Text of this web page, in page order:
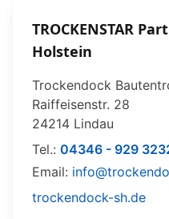
TROCKENSTAR
Holstein
Trockendock
Raiffeisenstr. 28
24214 Lindau
Tel.: 04346 - 929
Email:
trockendock-sh.de